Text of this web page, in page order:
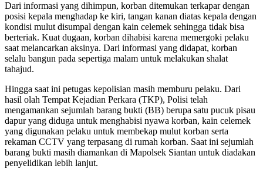
Dari informasi yang dihimpun, korban ditemukan terkapar dengan
posisi kepala menghadap ke kiri, tangan kanan diatas kepala dengan
kondisi mulut disumpal dengan kain celemek sehingga tidak bisa
berteriak. Kuat dugaan, korban dihabisi karena memergoki pelaku
saat melancarkan aksinya. Dari informasi yang didapat, korban
selalu bangun pada sepertiga malam untuk melakukan shalat
tahajud.
Hingga saat ini petugas kepolisian masih memburu pelaku. Dari
hasil olah Tempat Kejadian Perkara (TKP), Polisi telah
mengamankan sejumlah barang bukti (BB) berupa satu pucuk pisau
dapur yang diduga untuk menghabisi nyawa korban, kain celemek
yang digunakan pelaku untuk membekap mulut korban serta
rekaman CCTV yang terpasang di rumah korban. Saat ini sejumlah
barang bukti masih diamankan di Mapolsek Siantan untuk diadakan
penyelidikan lebih lanjut.